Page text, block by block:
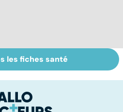
Accident
vasculaire
également
touché
les fiches santé